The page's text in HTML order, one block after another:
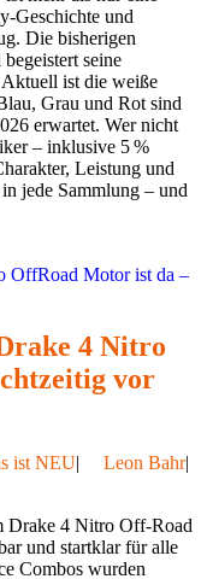
und
Die bisherigen
seine
ist die weiße
Grau und Rot sind
erwartet. Wer nicht
– inklusive 5 %
Leistung und
jede Sammlung – und
4 Nitro
vor
ist NEU| Leon Bahr|
Drake 4 Nitro Off-Road
und startklar für alle
Combos wurden